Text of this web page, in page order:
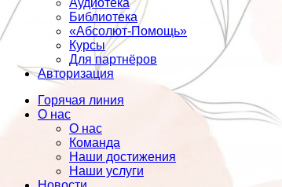
Аудиотека
Библиотека
«Абсолют-Помощь»
Курсы
Для партнёров
Авторизация
Горячая линия
О нас
О нас
Команда
Наши достижения
Наши услуги